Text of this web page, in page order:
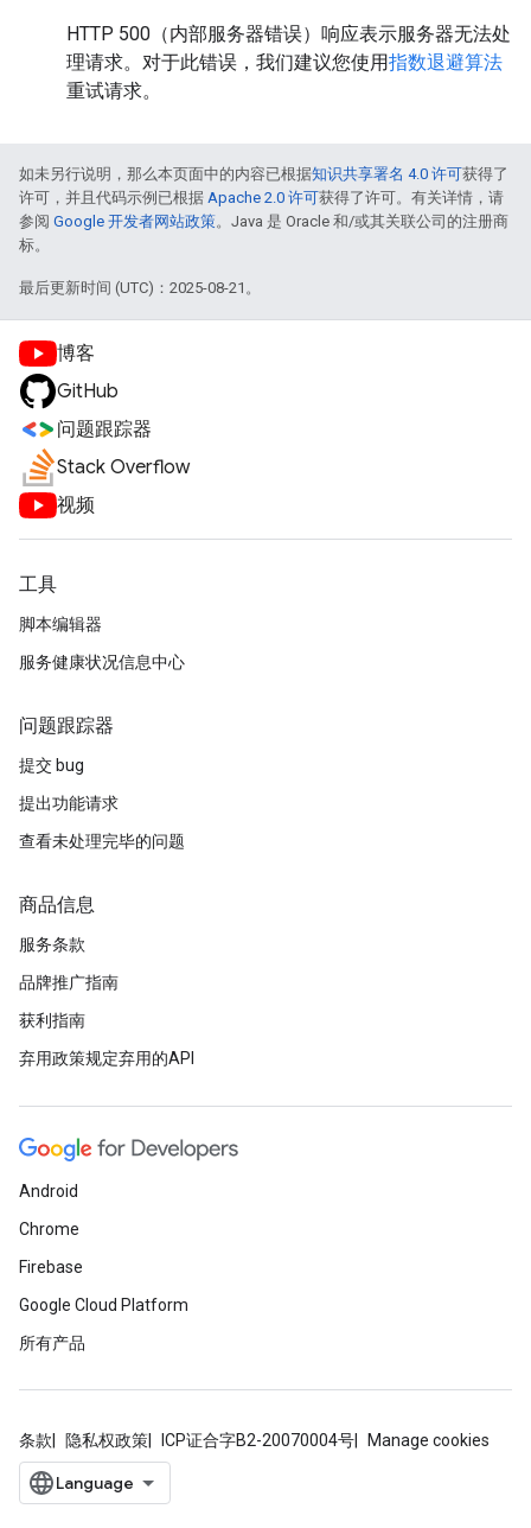
HTTP 500（内部服务器错误）响应表示服务器无法处
理请求。对于此错误，我们建议您使用指数退避算法
重试请求。
如未另行说明，那么本页面中的内容已根据知识共享署名 4.0 许可获得了
许可，并且代码示例已根据 Apache 2.0 许可获得了许可。有关详情，请
参阅 Google 开发者网站政策。Java 是 Oracle 和/或其关联公司的注册商
标。
最后更新时间 (UTC)：2025-08-21。
博客
GitHub
问题跟踪器
Stack Overflow
视频
工具
脚本编辑器
服务健康状况信息中心
问题跟踪器
提交 bug
提出功能请求
查看未处理完毕的问题
商品信息
服务条款
品牌推广指南
获利指南
弃用政策规定弃用的API
Android
Chrome
Firebase
Google Cloud Platform
所有产品
条款 隐私权政策 ICP证合字B2-20070004号 Manage cookies